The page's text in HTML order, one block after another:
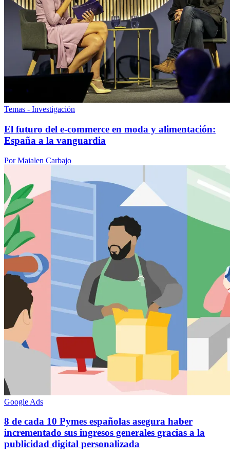
Temas - Investigación
El futuro del e-commerce en moda y alimentación:
España a la vanguardia
Por Maialen Carbajo
Google Ads
8 de cada 10 Pymes españolas asegura haber
incrementado sus ingresos generales gracias a la
publicidad digital personalizada